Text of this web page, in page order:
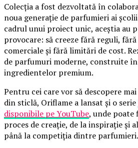
Colecția a fost dezvoltată în
noua generație de parfumieri ai
cadrul unui proiect unic, aceștia au
provocare: să creeze fără reguli,
comerciale și fără limitări de cost.
de parfumuri moderne, construite
ingredientelor premium.
Pentru cei care vor să descopere
din sticlă, Oriflame a lansat și o serie
disponibile pe YouTube, unde
proces de creație, de la inspirație și
până la competiția dintre parfumieri.